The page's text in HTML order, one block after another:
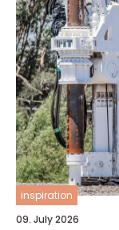
inspiration
09. July 2026